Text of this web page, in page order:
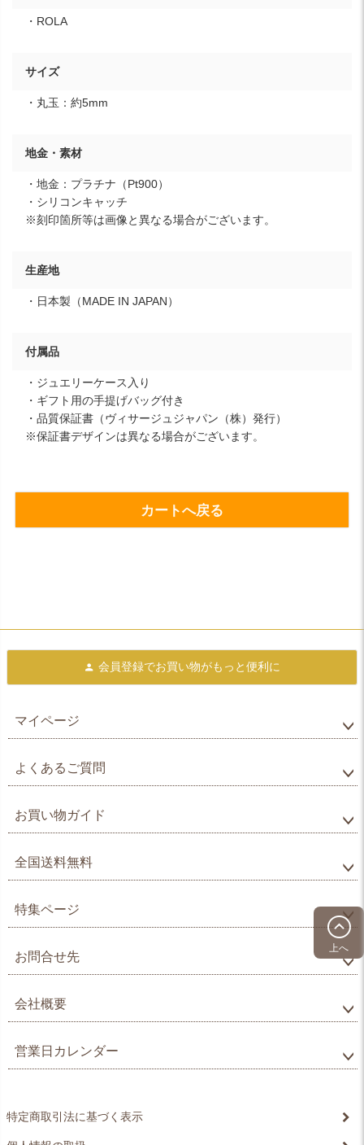
・ROLA
サイズ
・丸玉：約5mm
地金・素材
・地金：プラチナ（Pt900）
・シリコンキャッチ
※刻印箇所等は画像と異なる場合がございます。
生産地
・日本製（MADE IN JAPAN）
付属品
・ジュエリーケース入り
・ギフト用の手提げバッグ付き
・品質保証書（ヴィサージュジャパン（株）発行）
※保証書デザインは異なる場合がございます。
カートへ戻る
上へ
会員登録でお買い物がもっと便利に
マイページ
よくあるご質問
お買い物ガイド
全国送料無料
特集ページ
お問合せ先
会社概要
営業日カレンダー
特定商取引法に基づく表示